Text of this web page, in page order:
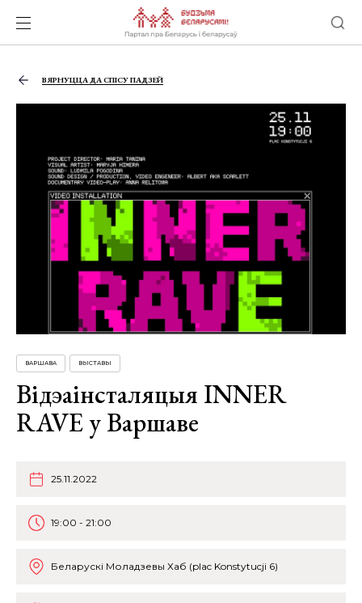
ВЯРНУЦЦА ДА СПІСУ ПАДЗЕЙ
ВАРШАВА ВЫСТАВЫ
Відэаінсталяцыя INNER
RAVE у Варшаве
25.11.2022
19:00 - 21:00
Беларускі Моладзевы Хаб (plac Konstytucji 6)